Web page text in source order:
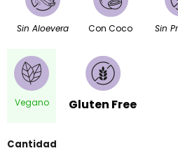
Sin Aloevera Con Coco Sin
Vegano Gluten Free
Cantidad